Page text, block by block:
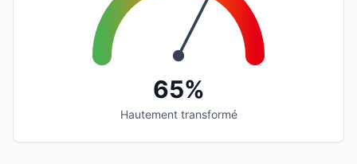
65%
Hautement transformé